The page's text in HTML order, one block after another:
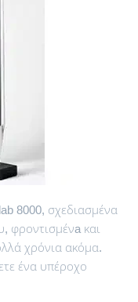
8000, σχεδιασμένα
φροντισμένa και
χρόνια ακόμα.
ένα υπέροχο